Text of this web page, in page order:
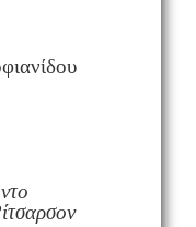
Σοφιανίδου